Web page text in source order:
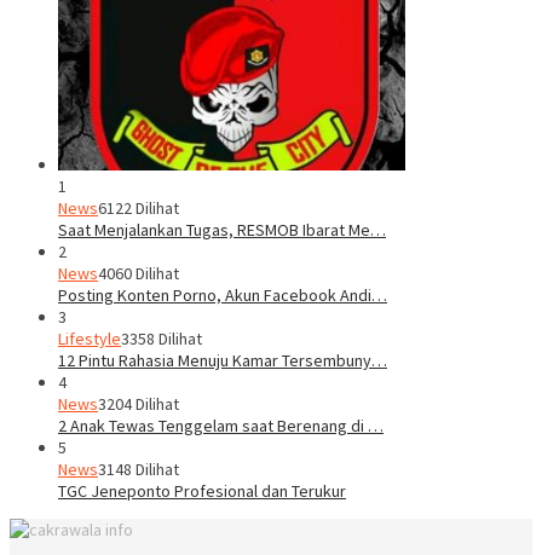
1
News6122 Dilihat
Saat Menjalankan Tugas, RESMOB Ibarat Me…
2
News4060 Dilihat
Posting Konten Porno, Akun Facebook Andi…
3
Lifestyle3358 Dilihat
12 Pintu Rahasia Menuju Kamar Tersembuny…
4
News3204 Dilihat
2 Anak Tewas Tenggelam saat Berenang di …
5
News3148 Dilihat
TGC Jeneponto Profesional dan Terukur